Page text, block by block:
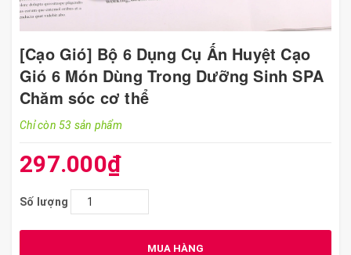
[Cạo Gió] Bộ 6 Dụng Cụ Ấn Huyệt Cạo
Gió 6 Món Dùng Trong Dưỡng Sinh SPA
Chăm sóc cơ thể
Chỉ còn 53 sản phẩm
297.000₫
Số lượng
MUA HÀNG